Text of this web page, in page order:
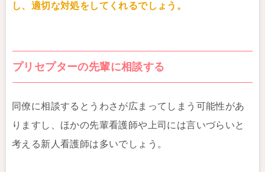
し、適切な対処をしてくれるでしょう。
プリセプターの先輩に相談する
同僚に相談するとうわさが広まってしまう可能性があ
りますし、ほかの先輩看護師や上司には言いづらいと
考える新人看護師は多いでしょう。